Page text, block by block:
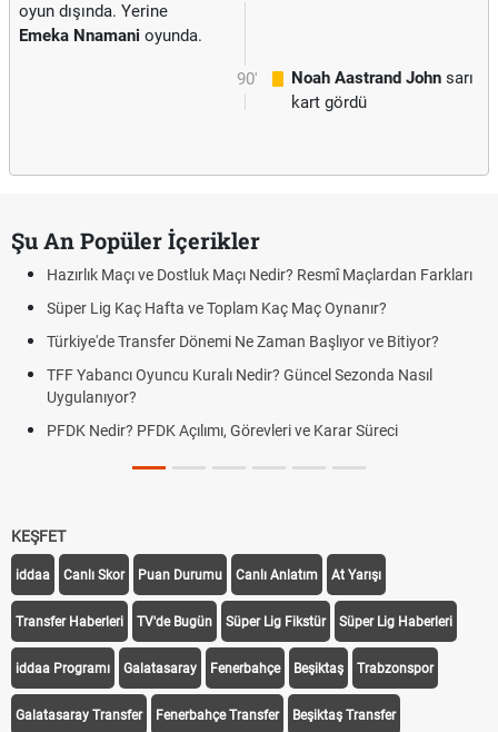
oyun dışında. Yerine
Emeka Nnamani oyunda.
90' Noah Aastrand John sarı
kart gördü
Şu An Popüler İçerikler
Hazırlık Maçı ve Dostluk Maçı Nedir? Resmî Maçlardan Farkları
Süper Lig Kaç Hafta ve Toplam Kaç Maç Oynanır?
Türkiye'de Transfer Dönemi Ne Zaman Başlıyor ve Bitiyor?
TFF Yabancı Oyuncu Kuralı Nedir? Güncel Sezonda Nasıl
Uygulanıyor?
PFDK Nedir? PFDK Açılımı, Görevleri ve Karar Süreci
KEŞFET
iddaa Canlı Skor Puan Durumu Canlı Anlatım At Yarışı
Transfer Haberleri TV'de Bugün Süper Lig Fikstür Süper Lig Haberleri
iddaa Programı Galatasaray Fenerbahçe Beşiktaş Trabzonspor